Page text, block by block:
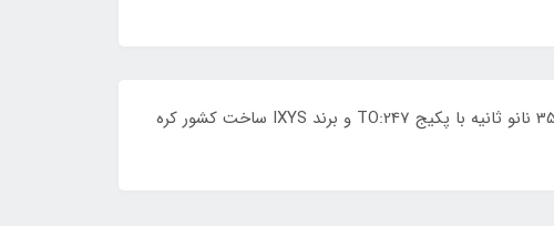
DSEI60-06 یک دیود الترا فست سینگل با حداکثر ولتاژ قابل تحمل 600 ولت و جریان عبوری 30 آمپر و زمان برگشت 35 نانو ثانیه با پکیج TO:247 و برند IXYS ساخت کشور کره